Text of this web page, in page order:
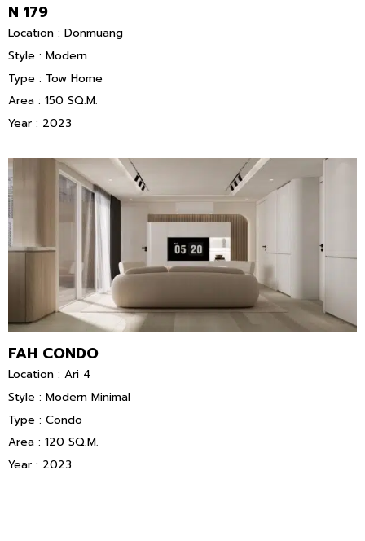
N 179
Location : Donmuang
Style : Modern
Type : Tow Home
Area : 150 SQ.M.
Year : 2023
FAH CONDO
Location : Ari 4
Style : Modern Minimal
Type : Condo
Area : 120 SQ.M.
Year : 2023